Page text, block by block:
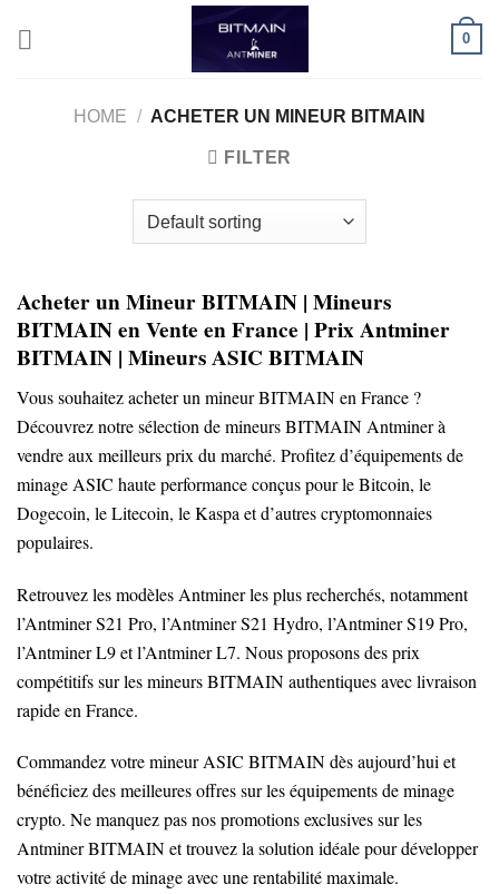
0
HOME / ACHETER UN MINEUR BITMAIN
FILTER
Acheter un Mineur BITMAIN | Mineurs
BITMAIN en Vente en France | Prix Antminer
BITMAIN | Mineurs ASIC BITMAIN
Vous souhaitez acheter un mineur BITMAIN en France ?
Découvrez notre sélection de mineurs BITMAIN Antminer à
vendre aux meilleurs prix du marché. Profitez d’équipements de
minage ASIC haute performance conçus pour le Bitcoin, le
Dogecoin, le Litecoin, le Kaspa et d’autres cryptomonnaies
populaires.
Retrouvez les modèles Antminer les plus recherchés, notamment
l’Antminer S21 Pro, l’Antminer S21 Hydro, l’Antminer S19 Pro,
l’Antminer L9 et l’Antminer L7. Nous proposons des prix
compétitifs sur les mineurs BITMAIN authentiques avec livraison
rapide en France.
Commandez votre mineur ASIC BITMAIN dès aujourd’hui et
bénéficiez des meilleures offres sur les équipements de minage
crypto. Ne manquez pas nos promotions exclusives sur les
Antminer BITMAIN et trouvez la solution idéale pour développer
votre activité de minage avec une rentabilité maximale.